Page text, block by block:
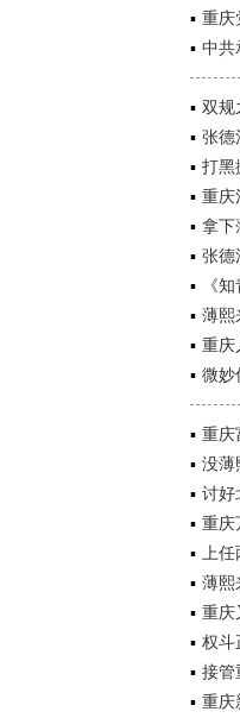
重庆
中共
双规
张德
打黑
重庆
拿下
张德
《
薄熙
重庆
微妙
重庆
没薄
讨好
重庆
上
薄熙
重庆
权斗
接管
重庆